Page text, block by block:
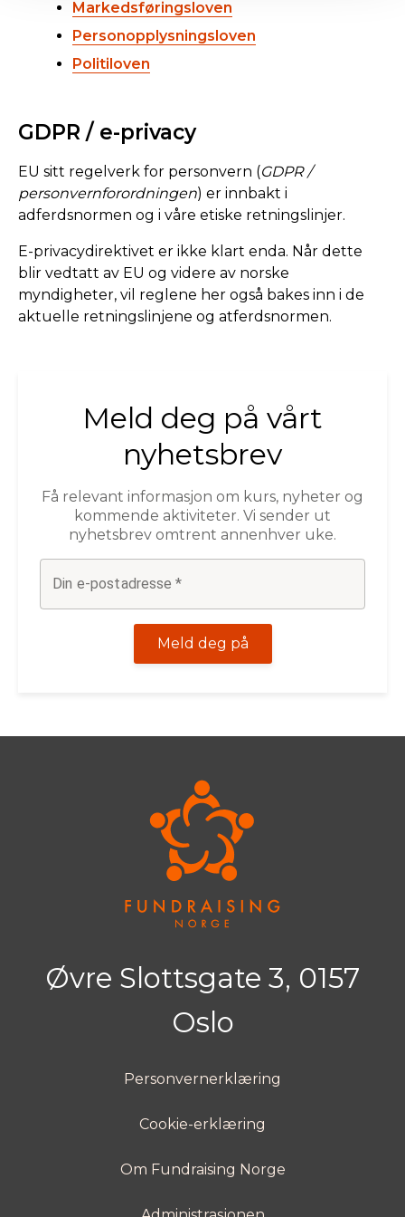
Markedsføringsloven
Personopplysningsloven
Politiloven
GDPR / e-privacy
EU sitt regelverk for personvern (GDPR /
personvernforordningen) er innbakt i
adferdsnormen og i våre etiske retningslinjer.
E-privacydirektivet er ikke klart enda. Når dette
blir vedtatt av EU og videre av norske
myndigheter, vil reglene her også bakes inn i de
aktuelle retningslinjene og atferdsnormen.
Meld deg på vårt
nyhetsbrev
Få relevant informasjon om kurs, nyheter og
kommende aktiviteter. Vi sender ut
nyhetsbrev omtrent annenhver uke.
Din e-postadresse *
Øvre Slottsgate 3, 0157
Oslo
Personvernerklæring
Cookie-erklæring
Om Fundraising Norge